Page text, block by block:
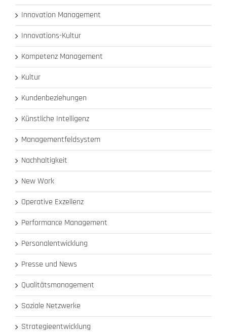
Innovation Management
Innovations-Kultur
Kompetenz Management
Kultur
Kundenbeziehungen
Künstliche Intelligenz
Managementfeldsystem
Nachhaltigkeit
New Work
Operative Exzellenz
Performance Management
Personalentwicklung
Presse und News
Qualitätsmanagement
Soziale Netzwerke
Strategieentwicklung